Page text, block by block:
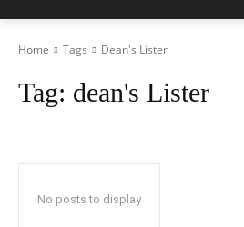
Home Tags Dean's Lister
Tag: dean's Lister
No posts to display